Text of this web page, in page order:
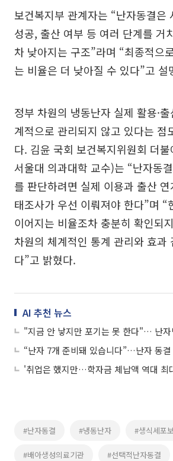
보건복지부 관계자는 “난자동결은
성공, 출산 여부 등 여러 단계를 거
차 낮아지는 구조”라며 “최종적으
는 비율은 더 낮아질 수 있다”고 설
정부 차원의 냉동난자 실제 활용·
계적으로 관리되지 않고 있다는 점
다. 김윤 국회 보건복지위원회 더
서울대 의과대학 교수)는 “난자동
를 판단하려면 실제 이용과 출산
태조사가 우선 이뤄져야 한다”며 “
이어지는 비율조차 충분히 확인되
차원의 체계적인 통계 관리와 효과
다”고 밝혔다.
AI 추천 뉴스
'취업은 했지만…학자금 체납액 역대 최
#난자동결 #냉동난자 #생식세포
#배아생성의료기관 #선택적난자동결